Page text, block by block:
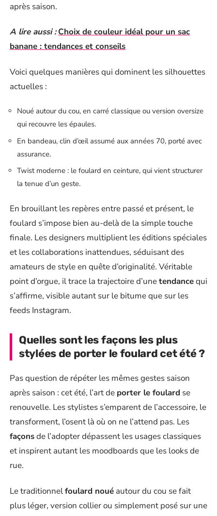
après saison.
A lire aussi : Choix de couleur idéal pour un sac
banane : tendances et conseils
Voici quelques manières qui dominent les silhouettes
actuelles :
Noué autour du cou, en carré classique ou version oversize
qui recouvre les épaules.
En bandeau, clin d’œil assumé aux années 70, porté avec
assurance.
Twist moderne : le foulard en ceinture, qui vient structurer
la tenue d’un geste.
En brouillant les repères entre passé et présent, le
foulard s’impose bien au-delà de la simple touche
finale. Les designers multiplient les éditions spéciales
et les collaborations inattendues, séduisant des
amateurs de style en quête d’originalité. Véritable
point d’orgue, il trace la trajectoire d’unetendancequi
s’affirme, visible autant sur le bitume que sur les
feeds Instagram.
Quelles sont les façons les plus
stylées de porter le foulard cet été ?
Pas question de répéter les mêmes gestes saison
après saison : cet été, l’art de porter le foulard se
renouvelle. Les stylistes s’emparent de l’accessoire, le
transforment, l’osent là où on ne l’attend pas. Les
façonsde l’adopter dépassent les usages classiques
et inspirent autant les moodboards que les looks de
rue.
Le traditionnelfoulard noué autour du cou se fait
plus léger, version collier ou simplement posé sur une